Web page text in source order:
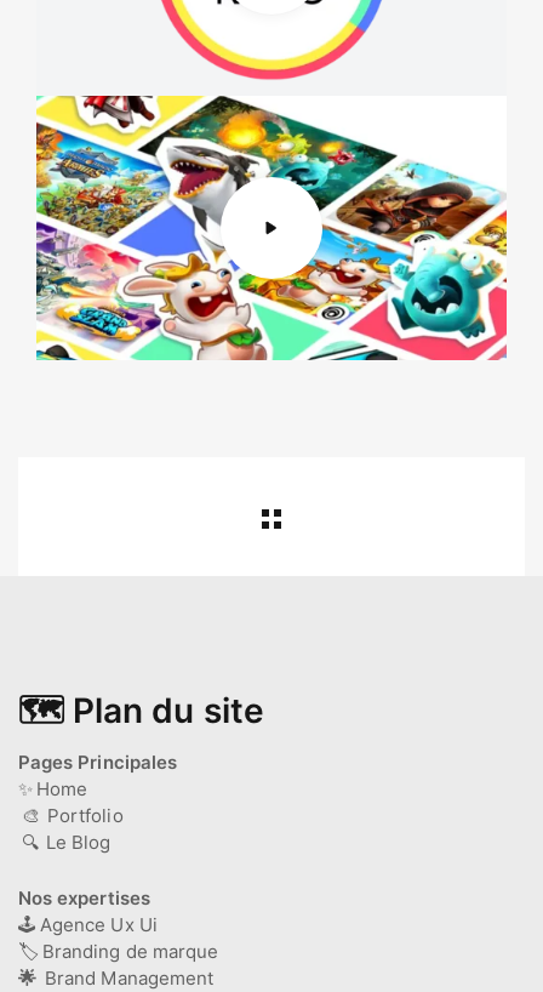
🗺️ Plan du site
Pages Principales
✨ Home
🎨 Portfolio
🔍 Le Blog
Nos expertises
🕹️ Agence Ux Ui
🏷️ Branding de marque
🌟 Brand Management